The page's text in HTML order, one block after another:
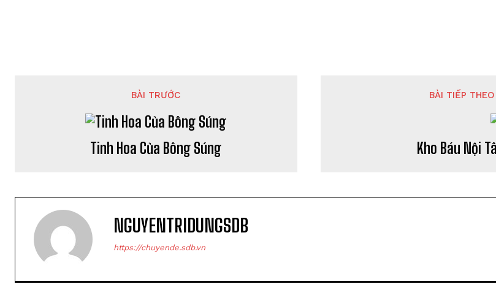
BÀI TRƯỚC
Tinh Hoa Của Bông Súng
BÀI TIẾP THEO
Kho Báu Nội
NGUYENTRIDUNGSDB
https://chuyende.sdb.vn